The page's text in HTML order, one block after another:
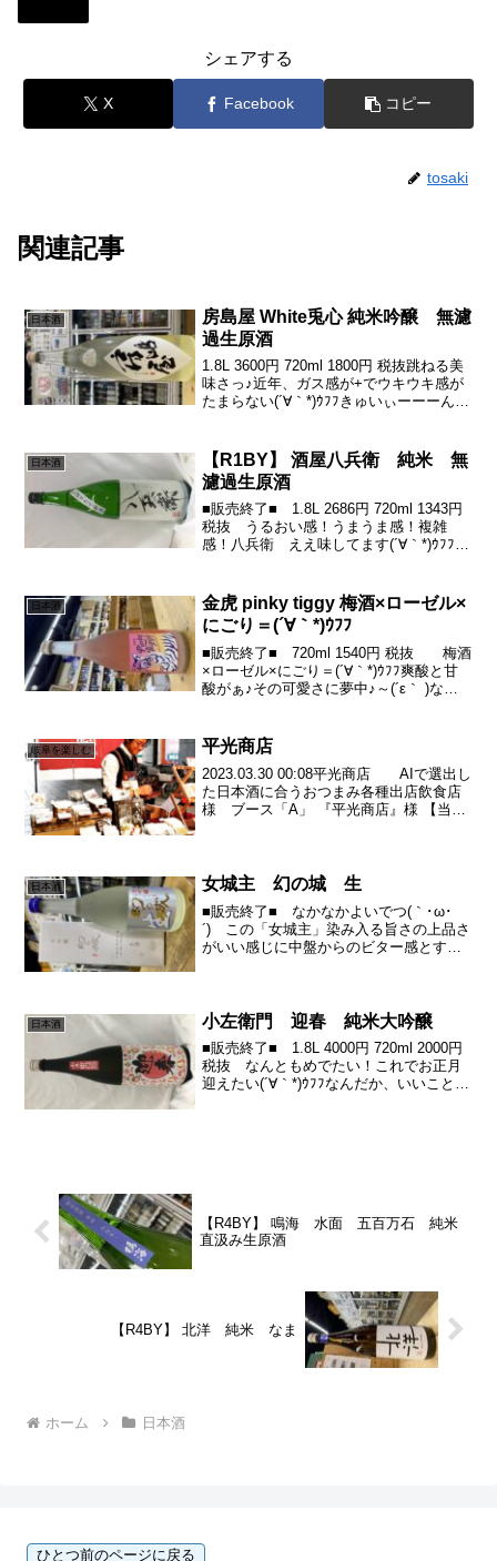
シェアする
X Facebook コピー
tosaki
関連記事
日本酒
房島屋 White兎心 純米吟醸 無濾
過生原酒
1.8L 3600円 720ml 1800円 税抜跳ねる美
味さっ♪近年、ガス感が+でウキウキ感が
たまらない(´∀｀*)ｳﾌﾌきゅいぃーーーんな
ᐛ )و素敵美味い...
日本酒
【R1BY】 酒屋八兵衛 純米 無
濾過生原酒
■販売終了■ 1.8L 2686円 720ml 1343円
税抜 うるおい感！うまうま感！複雑
感！八兵衛 ええ味してます(´∀｀*)ｳﾌﾌか
に、やられますｗｗｗでも、き...
日本酒
金虎 pinky tiggy 梅酒×ローゼル×
にごり＝(´∀｀*)ｳﾌﾌ
■販売終了■ 720ml 1540円 税抜 梅酒
×ローゼル×にごり＝(´∀｀*)ｳﾌﾌ爽酸と甘
酸がぁ♪その可愛さに夢中♪～(´ε｀ )なん
(^o^)／たまたまお酒の会...
岐阜を楽しむ 平光商店
2023.03.30 00:08平光商店 AIで選出し
た日本酒に合うおつまみ各種出店飲食店
様 ブース「A」 『平光商店』様 【当日
日本酒 女城主 幻の城 生
■販売終了■ なかなかよいでつ(｀･ω･
´)ゞこの「女城主」染み入る旨さの上品さ
がいい感じに中盤からのビター感とすー
幻...
日本酒 小左衛門 迎春 純米大吟醸
■販売終了■ 1.8L 4000円 720ml 2000円
税抜 なんともめでたい！これでお正月
迎えたい(´∀｀*)ｳﾌﾌなんだか、いいことあ
【R4BY】 鳴海 水面 五百万石 純米
直汲み生原酒
【R4BY】 北洋 純米 なま
ホーム 日本酒